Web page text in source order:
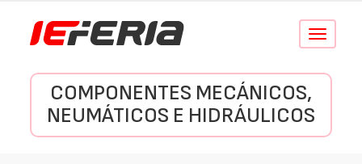
Conmutar
COMPONENTES MECÁNICOS,
NEUMÁTICOS E HIDRÁULICOS